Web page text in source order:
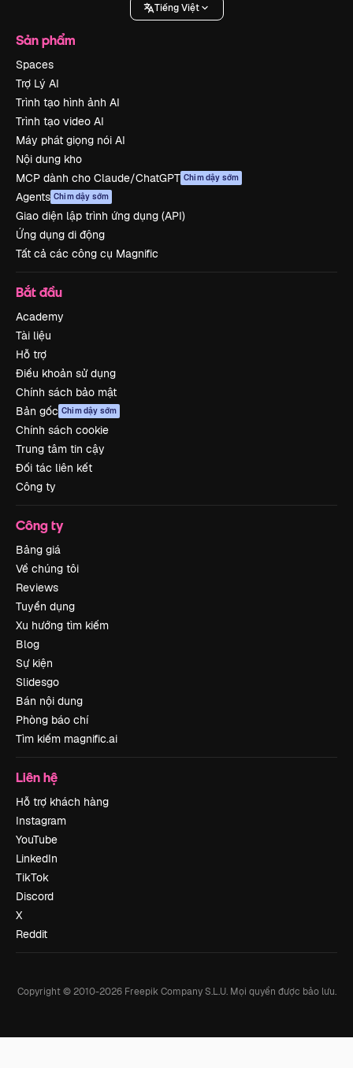
Tiếng Việt
Sản phẩm
Spaces
Trợ Lý AI
Trình tạo hình ảnh AI
Trình tạo video AI
Máy phát giọng nói AI
Nội dung kho
MCP dành cho Claude/ChatGPT Chim dậy sớm
Agents Chim dậy sớm
Giao diện lập trình ứng dụng (API)
Ứng dụng di động
Tất cả các công cụ Magnific
Bắt đầu
Academy
Tài liệu
Hỗ trợ
Điều khoản sử dụng
Chính sách bảo mật
Bản gốc Chim dậy sớm
Chính sách cookie
Trung tâm tin cậy
Đối tác liên kết
Công ty
Công ty
Bảng giá
Về chúng tôi
Reviews
Tuyển dụng
Xu hướng tìm kiếm
Blog
Sự kiện
Slidesgo
Bán nội dung
Phòng báo chí
Tìm kiếm magnific.ai
Liên hệ
Hỗ trợ khách hàng
Instagram
YouTube
LinkedIn
TikTok
Discord
X
Reddit
Copyright © 2010-2026Freepik Company S.L.U. Mọi quyền được bảo lưu.